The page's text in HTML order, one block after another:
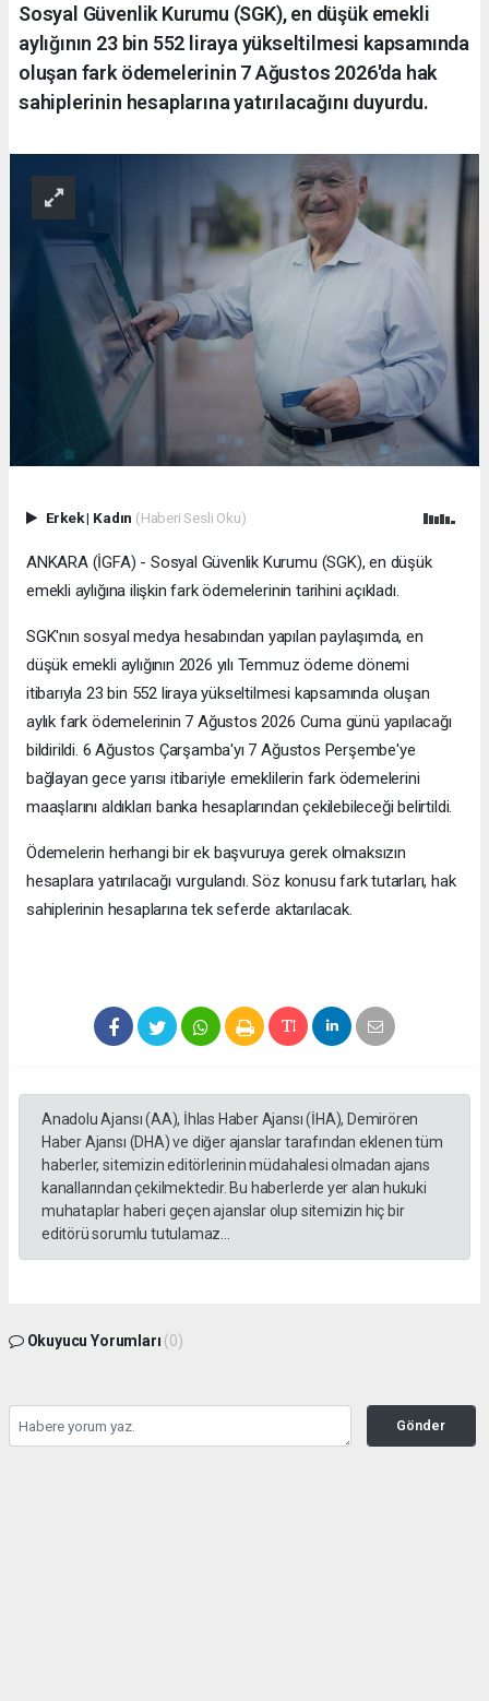
Sosyal Güvenlik Kurumu (SGK), en düşük emekli
aylığının 23 bin 552 liraya yükseltilmesi kapsamında
oluşan fark ödemelerinin 7 Ağustos 2026'da hak
sahiplerinin hesaplarına yatırılacağını duyurdu.
Erkek| Kadın (Haberi Sesli Oku)
ANKARA (İGFA) - Sosyal Güvenlik Kurumu (SGK), en düşük
emekli aylığına ilişkin fark ödemelerinin tarihini açıkladı.
SGK'nın sosyal medya hesabından yapılan paylaşımda, en
düşük emekli aylığının 2026 yılı Temmuz ödeme dönemi
itibarıyla 23 bin 552 liraya yükseltilmesi kapsamında oluşan
aylık fark ödemelerinin 7 Ağustos 2026 Cuma günü yapılacağı
bildirildi. 6 Ağustos Çarşamba'yı 7 Ağustos Perşembe'ye
bağlayan gece yarısı itibariyle emeklilerin fark ödemelerini
maaşlarını aldıkları banka hesaplarından çekilebileceği belirtildi.
Ödemelerin herhangi bir ek başvuruya gerek olmaksızın
hesaplara yatırılacağı vurgulandı. Söz konusu fark tutarları, hak
sahiplerinin hesaplarına tek seferde aktarılacak.
Anadolu Ajansı (AA), İhlas Haber Ajansı (İHA), Demirören
Haber Ajansı (DHA) ve diğer ajanslar tarafından eklenen tüm
haberler, sitemizin editörlerinin müdahalesi olmadan ajans
kanallarından çekilmektedir. Bu haberlerde yer alan hukuki
muhataplar haberi geçen ajanslar olup sitemizin hiç bir
editörü sorumlu tutulamaz...
Okuyucu Yorumları (0)
Gönder